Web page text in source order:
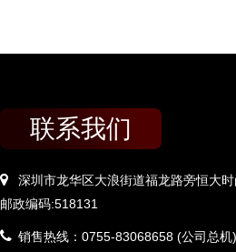
联系我们
深圳市龙华区大浪街道福龙路旁恒大
邮政编码:518131
销售热线：0755-83068658 (公司总机)